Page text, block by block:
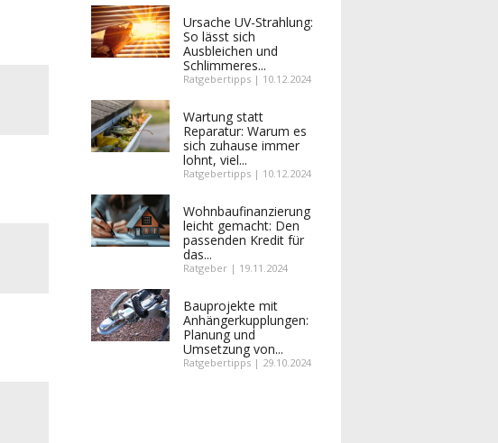
Ursache UV-Strahlung:
So lässt sich
Ausbleichen und
Schlimmeres...
Ratgebertipps | 10.12.2024
Wartung statt
Reparatur: Warum es
sich zuhause immer
lohnt, viel...
Ratgebertipps | 10.12.2024
Wohnbaufinanzierung
leicht gemacht: Den
passenden Kredit für
das...
Ratgeber | 19.11.2024
Bauprojekte mit
Anhängerkupplungen:
Planung und
Umsetzung von...
Ratgebertipps | 29.10.2024